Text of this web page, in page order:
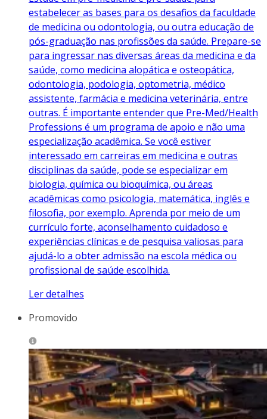
estabelecer as bases para os desafios da faculdade
de medicina ou odontologia, ou outra educação de
pós-graduação nas profissões da saúde. Prepare-se
para ingressar nas diversas áreas da medicina e da
saúde, como medicina alopática e osteopática,
odontologia, podologia, optometria, médico
assistente, farmácia e medicina veterinária, entre
outras. É importante entender que Pre-Med/Health
Professions é um programa de apoio e não uma
especialização acadêmica. Se você estiver
interessado em carreiras em medicina e outras
disciplinas da saúde, pode se especializar em
biologia, química ou bioquímica, ou áreas
acadêmicas como psicologia, matemática, inglês e
filosofia, por exemplo. Aprenda por meio de um
currículo forte, aconselhamento cuidadoso e
experiências clínicas e de pesquisa valiosas para
ajudá-lo a obter admissão na escola médica ou
profissional de saúde escolhida.
Ler detalhes
Promovido